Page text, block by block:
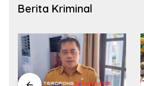
Berita Kriminal